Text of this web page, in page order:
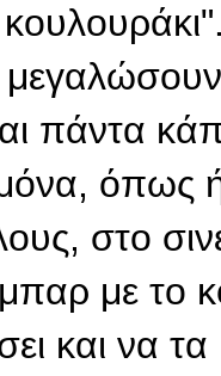
πάντα
όπως
στο
με το
και να